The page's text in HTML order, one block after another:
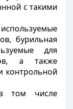
с такими
используемые
бурильная
для
а также
контрольной
в том числе